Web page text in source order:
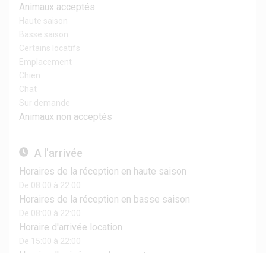
Animaux acceptés
Haute saison
Basse saison
Certains locatifs
Emplacement
Chien
Chat
Sur demande
Animaux non acceptés
A l'arrivée
Horaires de la réception en haute saison
De 08:00 à 22:00
Horaires de la réception en basse saison
De 08:00 à 22:00
Horaire d'arrivée location
De 15:00 à 22:00